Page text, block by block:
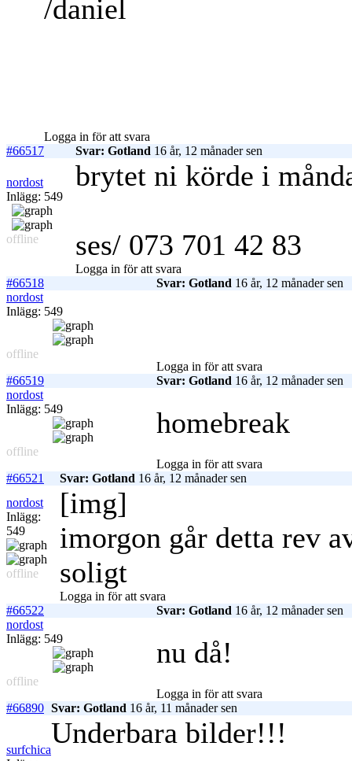
/daniel
Logga in för att svara
#66517
Svar: Gotland 16 år, 12 månader sen
nordost
Inlägg: 549
offline
brytet ni körde i
ses/ 073 701 42 83
Logga in för att svara
#66518
Svar: Gotland 16 år, 12 månader sen
nordost
Inlägg: 549
offline
Logga in för att svara
#66519
Svar: Gotland 16 år, 12 månader sen
nordost
Inlägg: 549
offline
homebreak
Logga in för att svara
#66521
Svar: Gotland 16 år, 12 månader sen
nordost
Inlägg:
549
offline
[img]
imorgon går detta rev
soligt
Logga in för att svara
#66522
Svar: Gotland 16 år, 12 månader sen
nordost
Inlägg: 549
offline
nu då!
Logga in för att svara
#66890 Svar: Gotland 16 år, 11 månader sen
surfchica
Underbara bilder!!!